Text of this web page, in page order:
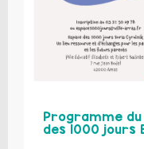
Programme du
des 1000 jours